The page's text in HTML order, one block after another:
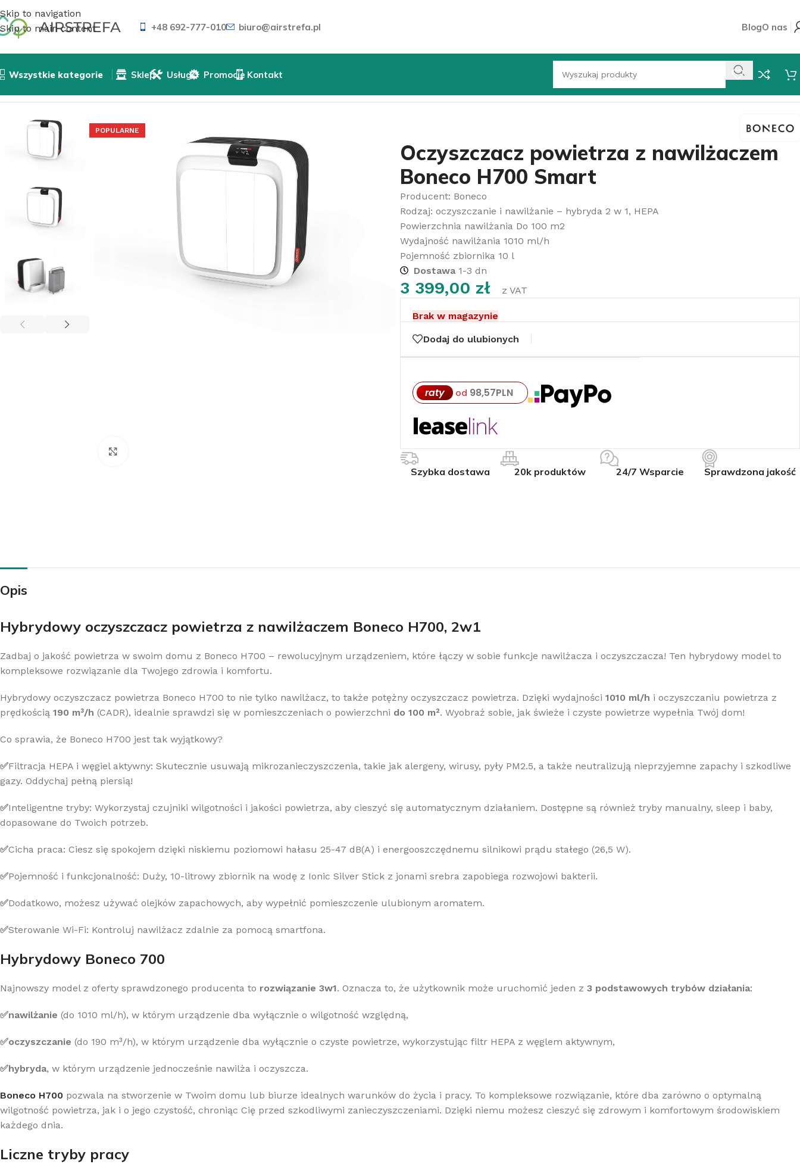
Skip to navigation
Skip to main content
+48 692-777-010 biuro@airstrefa.pl BlogO nas
Wszystkie kategorie
Klimatyzatory przenośne
Klimatyzatory kasetowe
Systemy Multi
Środki czystości do klimatyzacji
Akcesoria do klimatyzacji
Zobacz pełną ofertę klimatyzacji
Klimatyzacje
Sklep Usługi Promocje Kontakt
Oczyszczacz powietrza z nawilżaczem Boneco H700 Smart
POPULARNE
Oczyszczacz powietrza z nawilżaczem
Boneco H700 Smart
Producent: Boneco
Rodzaj: oczyszczanie i nawilżanie – hybryda 2 w 1, HEPA
Powierzchnia nawilżania Do 100 m2
Wydajność nawilżania 1010 ml/h
Pojemność zbiornika 10 l
Dostawa1-3 dn
3 399,00 zł z VAT
Brak w magazynie
Dodaj do ulubionych
raty od 98,57PLN
Szybka dostawa 20k produktów 24/7 Wsparcie Sprawdzona jakość
Opis
Hybrydowy oczyszczacz powietrza z nawilżaczem Boneco H700, 2w1
Zadbaj o jakość powietrza w swoim domu z Boneco H700 – rewolucyjnym urządzeniem, które łączy w sobie funkcje nawilżacza i oczyszczacza! Ten hybrydowy model to
kompleksowe rozwiązanie dla Twojego zdrowia i komfortu.
Hybrydowy oczyszczacz powietrza Boneco H700 to nie tylko nawilżacz, to także potężny oczyszczacz powietrza. Dzięki wydajności 1010 ml/h i oczyszczaniu powietrza z
prędkością 190 m³/h (CADR), idealnie sprawdzi się w pomieszczeniach o powierzchni do 100 m². Wyobraź sobie, jak świeże i czyste powietrze wypełnia Twój dom!
Co sprawia, że Boneco H700 jest tak wyjątkowy?
✅Filtracja HEPA i węgiel aktywny: Skutecznie usuwają mikrozanieczyszczenia, takie jak alergeny, wirusy, pyły PM2.5, a także neutralizują nieprzyjemne zapachy i szkodliwe
gazy. Oddychaj pełną piersią!
✅Inteligentne tryby: Wykorzystaj czujniki wilgotności i jakości powietrza, aby cieszyć się automatycznym działaniem. Dostępne są również tryby manualny, sleep i baby,
dopasowane do Twoich potrzeb.
✅Cicha praca: Ciesz się spokojem dzięki niskiemu poziomowi hałasu 25-47 dB(A) i energooszczędnemu silnikowi prądu stałego (26,5 W).
✅Pojemność i funkcjonalność: Duży, 10-litrowy zbiornik na wodę z Ionic Silver Stick z jonami srebra zapobiega rozwojowi bakterii.
✅Dodatkowo, możesz używać olejków zapachowych, aby wypełnić pomieszczenie ulubionym aromatem.
✅Sterowanie Wi-Fi: Kontroluj nawilżacz zdalnie za pomocą smartfona.
Hybrydowy Boneco 700
Najnowszy model z oferty sprawdzonego producenta to rozwiązanie 3w1. Oznacza to, że użytkownik może uruchomić jeden z 3 podstawowych trybów działania:
✅nawilżanie (do 1010 ml/h), w którym urządzenie dba wyłącznie o wilgotność względną,
✅oczyszczanie (do 190 m³/h), w którym urządzenie dba wyłącznie o czyste powietrze, wykorzystując filtr HEPA z węglem aktywnym,
✅hybryda, w którym urządzenie jednocześnie nawilża i oczyszcza.
Boneco H700 pozwala na stworzenie w Twoim domu lub biurze idealnych warunków do życia i pracy. To kompleksowe rozwiązanie, które dba zarówno o optymalną
wilgotność powietrza, jak i o jego czystość, chroniąc Cię przed szkodliwymi zanieczyszczeniami. Dzięki niemu możesz cieszyć się zdrowym i komfortowym środowiskiem
każdego dnia.
Liczne tryby pracy